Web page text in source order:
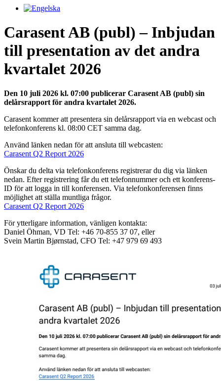
Carasent AB (publ) – Inbjudan
till presentation av det andra
kvartalet 2026
Den 10 juli 2026 kl. 07:00 publicerar Carasent AB (publ) sin
delårsrapport för andra kvartalet 2026.
Carasent kommer att presentera sin delårsrapport via en webcast och
telefonkonferens kl. 08:00 CET samma dag.
Använd länken nedan för att ansluta till webcasten:
Carasent Q2 Report 2026
Önskar du delta via telefonkonferens registrerar du dig via länken
nedan. Efter registrering får du ett telefonnummer och ett konferens-
ID för att logga in till konferensen. Via telefonkonferensen finns
möjlighet att ställa muntliga frågor.
Carasent Q2 Report 2026
För ytterligare information, vänligen kontakta:
Daniel Öhman, VD Tel: +46 70-855 37 07, eller
Svein Martin Bjørnstad, CFO Tel: +47 979 69 493